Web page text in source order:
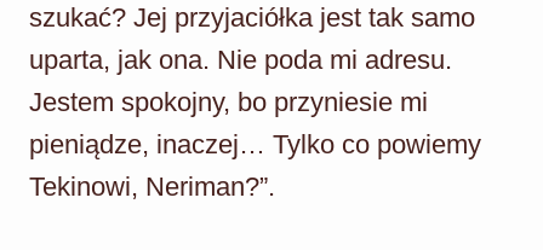
szukać? Jej przyjaciółka jest tak samo
uparta, jak ona. Nie poda mi adresu.
Jestem spokojny, bo przyniesie mi
pieniądze, inaczej… Tylko co powiemy
Tekinowi, Neriman?”.